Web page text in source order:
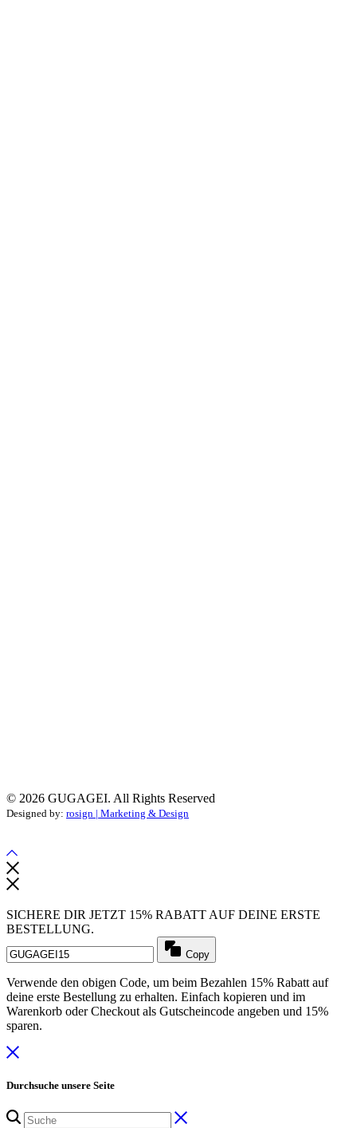
© 2026 GUGAGEI. All Rights Reserved
Designed by: rosign | Marketing & Design
SICHERE DIR JETZT 15% RABATT AUF DEINE ERSTE
BESTELLUNG.
Copy
Verwende den obigen Code, um beim Bezahlen 15% Rabatt auf
deine erste Bestellung zu erhalten. Einfach kopieren und im
Warenkorb oder Checkout als Gutscheincode angeben und 15%
sparen.
Durchsuche unsere Seite